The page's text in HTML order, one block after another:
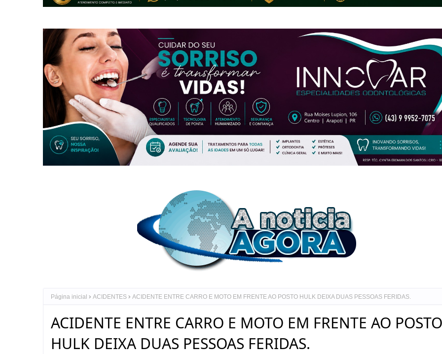
Página inicial ACIDENTES ACIDENTE ENTRE CARRO E MOTO EM FRENTE AO POSTO HULK DEIXA DUAS PESSOAS FERIDAS.
ACIDENTE ENTRE CARRO E MOTO EM FRENTE AO POSTO
HULK DEIXA DUAS PESSOAS FERIDAS.